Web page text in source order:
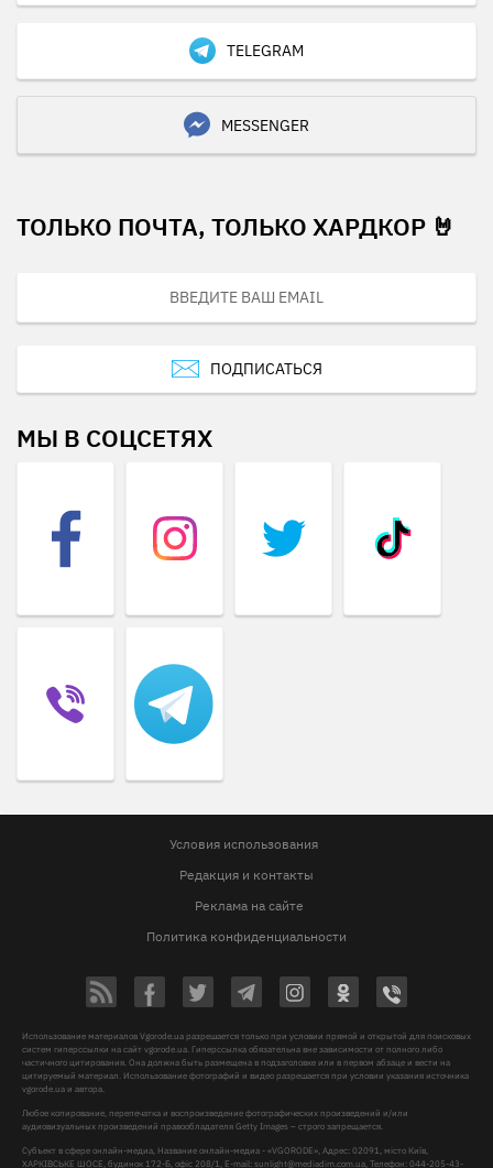
TELEGRAM
MESSENGER
ТОЛЬКО ПОЧТА, ТОЛЬКО ХАРДКОР 🤘
ПОДПИСАТЬСЯ
МЫ В СОЦСЕТЯХ
Условия использования
Редакция и контакты
Реклама на сайте
Политика конфиденциальности
Использование материалов Vgorode.ua разрешается только при условии прямой и открытой для поисковых
систем гиперссылки на сайт vgorode.ua. Гиперссылка обязательна вне зависимости от полного либо
частичного цитирования. Она должна быть размещена в подзаголовке или в первом абзаце и вести на
цитируемый материал. Использование фотографий и видео разрешается при условии указания источника
vgorode.ua и автора.
Любое копирование, перепечатка и воспроизведение фотографических произведений и/или
аудиовизуальных произведений правообладателя Getty Images – строго запрещается.
Субъект в сфере онлайн-медиа, Название онлайн-медиа - «VGORODE», Адрес: 02091, місто Київ,
ХАРКІВСЬКЕ ШОСЕ, будинок 172-Б, офіс 208/1, E-mail:sunlight@mediadim.com.ua , Телефон: 044-205-43-